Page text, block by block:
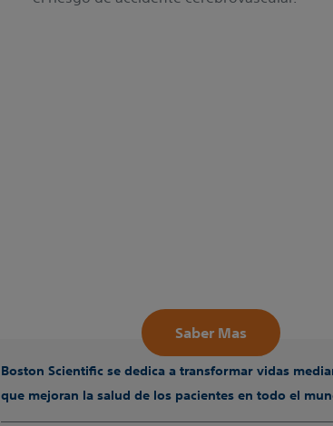
Saber Mas
Boston Scientific se dedica a transformar vidas
que mejoran la salud de los pacientes en todo el